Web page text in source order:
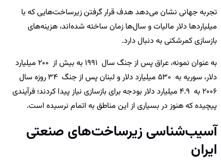
تجربه جهانی نشان می‌دهد هدف قرار گرفتن زیرساخت‌هایی که با
میلیاردها دلار مالیات و سال‌ها زمان ساخته شده‌اند، هزینه‌های
بازسازی کمرشکنی به دنبال دارد.
به عنوان نمونه، عراق پس از جنگ سال 1991 به بیش از 200 میلیارد
دلار، سوریه به 530 میلیارد دلار و لبنان پس از جنگ 34 روزه سال
2006 به 4.9 میلیارد دلار بودجه برای بازسازی نیاز پیدا کردند؛ فرآیندی
پیچیده که هنوز در بسیاری از این مناطق به اتمام نرسیده است.
آسیب‌شناسی زیرساخت‌های صنعتی
ایران